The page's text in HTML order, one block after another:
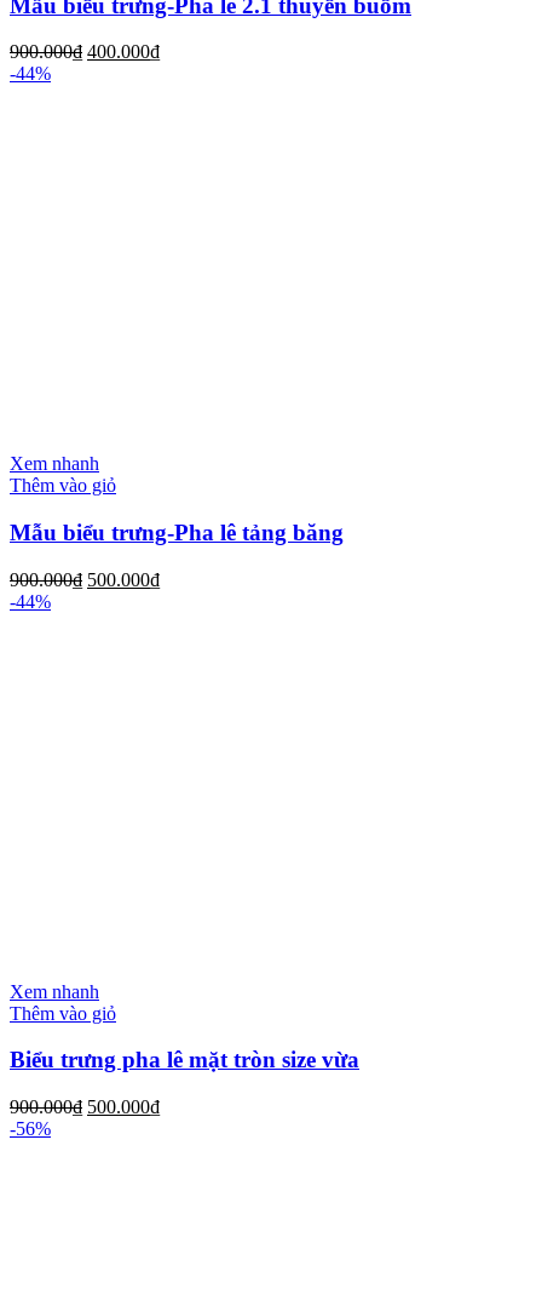
900.000₫ 400.000₫
-44%
Xem nhanh
Thêm vào giỏ
Mẫu biểu trưng-Pha lê tảng băng
900.000₫ 500.000₫
-44%
Xem nhanh
Thêm vào giỏ
Biểu trưng pha lê mặt tròn size vừa
900.000₫ 500.000₫
-56%